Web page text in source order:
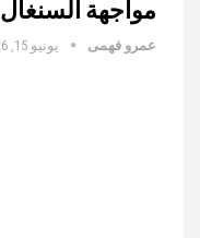
مواجهة السنغال
عمرو فهمى يونيو 15, 2026